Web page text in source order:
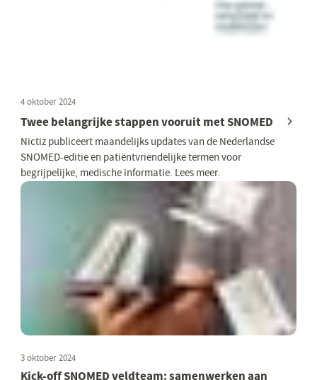
4 oktober 2024
Twee belangrijke stappen vooruit met SNOMED
Nictiz publiceert maandelijks updates van de Nederlandse
SNOMED-editie en patiëntvriendelijke termen voor
begrijpelijke, medische informatie. Lees meer.
3 oktober 2024
Kick-off SNOMED veldteam: samenwerken aan